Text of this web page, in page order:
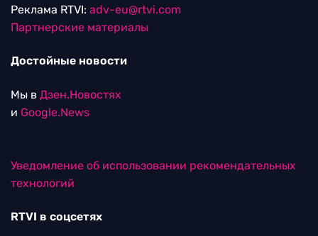
Реклама RTVI: adv-eu@rtvi.com
Партнерские материалы
Достойные новости
Мы в Дзен.Новостях
и Google.News
Уведомление об использовании рекомендательных
технологий
RTVI в соцсетях